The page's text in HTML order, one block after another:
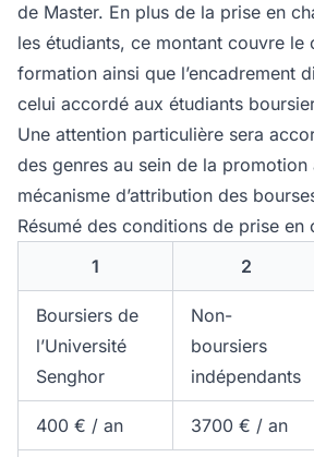
de Master. En plus de la prise en
les étudiants, ce montant couvre le
formation ainsi que l’encadrement
celui accordé aux étudiants
Une attention particulière sera
des genres au sein de la promotion
mécanisme d’attribution des
Résumé des conditions de prise en
1
2
Boursiers de
l’Université
Senghor
Non-
boursiers
indépendants
400 € / an 3700 € / an